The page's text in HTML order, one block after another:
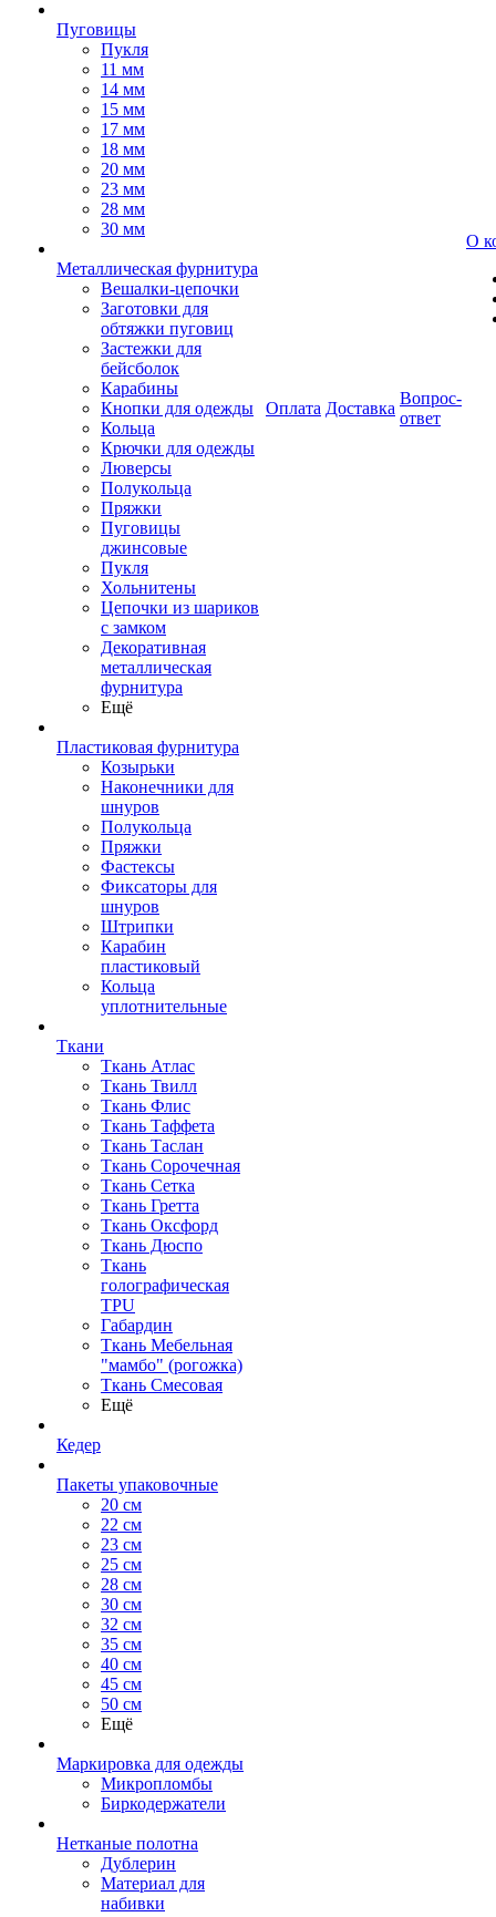
Пуговицы
Пукля
11 мм
14 мм
15 мм
17 мм
18 мм
20 мм
23 мм
28 мм
30 мм
Металлическая фурнитура
Вешалки-цепочки
Заготовки для
обтяжки пуговиц
Застежки для
бейсболок
Карабины
Кнопки для одежды
Кольца
Крючки для одежды
Люверсы
Полукольца
Пряжки
Пуговицы
джинсовые
Пукля
Хольнитены
Цепочки из шариков
с замком
Декоративная
металлическая
фурнитура
Ещё
Пластиковая фурнитура
Козырьки
Наконечники для
шнуров
Полукольца
Пряжки
Фастексы
Фиксаторы для
шнуров
Штрипки
Карабин
пластиковый
Кольца
уплотнительные
Ткани
Ткань Атлас
Ткань Твилл
Ткань Флис
Ткань Таффета
Ткань Таслан
Ткань Сорочечная
Ткань Сетка
Ткань Гретта
Ткань Оксфорд
Ткань Дюспо
Ткань
голографическая
TPU
Габардин
Ткань Мебельная
"мамбо" (рогожка)
Ткань Смесовая
Ещё
Кедер
Пакеты упаковочные
20 см
22 см
23 см
25 см
28 см
30 см
32 см
35 см
40 см
45 см
50 см
Ещё
Маркировка для одежды
Микропломбы
Биркодержатели
Нетканые полотна
Дублерин
Материал для
набивки
Оплата Доставка
Вопрос-
ответ
О